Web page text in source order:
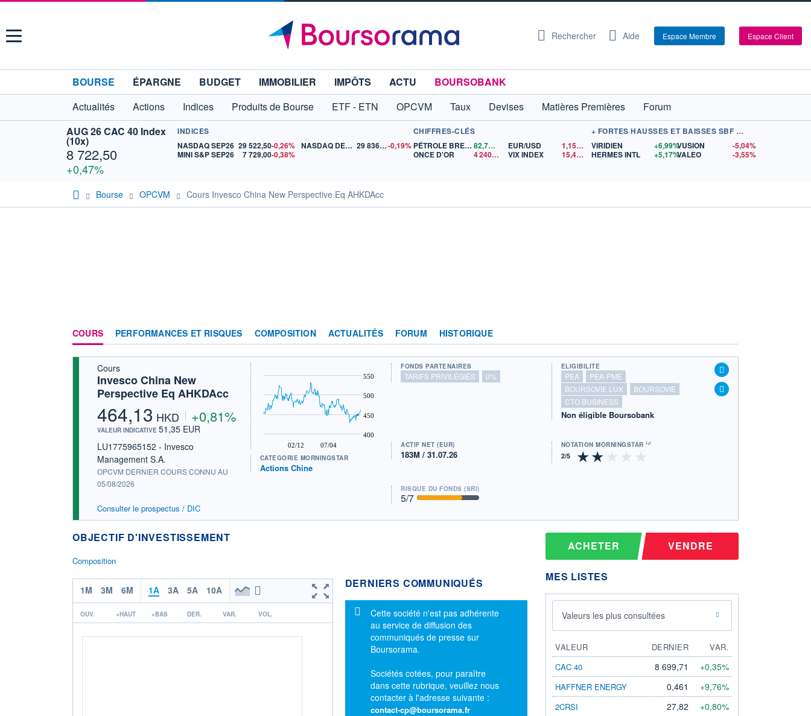
Menu Rechercher Aide Espace Membre Espace Client
BOURSE ÉPARGNE BUDGET IMMOBILIER IMPÔTS ACTU
BOURSOBANK
Actualités
Actions Indices Produits de Bourse ETF - ETN OPCVM Taux Devises Matières Premières
Forum
AUG 26 CAC 40 Index
(10x)
8 722,50
+0,47%
INDICES
NASDAQ SEP26 29 522,50-0,26%
MINI S&P SEP26
7 729,00-0,38%
NASDAQ DEC26 29 836,75-0,19%
CHIFFRES-CLÉS
PÉTROLE BRENT
82,72$US
ONCE D'OR
4 240,34 $US
EUR/USD 1,1520
$US
VIX INDEX
15,41$US
+ FORTES HAUSSES ET BAISSES SBF 120
VIRIDIEN
+6,99%
HERMES INTL
+5,17%
VUSION
-5,04%
VALEO
-3,55%
Bourse OPCVM Cours Invesco China New Perspective Eq AHKDAcc
COURS PERFORMANCES ET RISQUES COMPOSITION ACTUALITÉS FORUM HISTORIQUE
Cours
Invesco China New
Perspective Eq AHKDAcc
464,13 HKD +0,81%
VALEUR INDICATIVE 51,35 EUR
LU1775965152 - Invesco
Management S.A.
OPCVM DERNIER COURS CONNU AU
05/08/2026
Consulter le prospectus / DIC
02/12 07/04
400
450
500
550
CATÉGORIE MORNINGSTAR
Actions Chine
FONDS PARTENAIRES
TARIFS PRIVILÉGIÉS 0%
ÉLIGIBILITÉ
PEA
PEA-PME
BOURSOVIE LUX
BOURSOVIE
CTO BUSINESS
Non éligible Boursobank
ACTIF NET (EUR)
183M / 31.07.26
NOTATION MORNINGSTAR ⁽¹⁾
RISQUE DU FONDS (SRI)
5/7
OBJECTIF D'INVESTISSEMENT
Composition
1M 3M 6M 1A 3A 5A 10A
OUV. +HAUT +BAS DER. VAR. VOL.
DERNIERS COMMUNIQUÉS
Message d'information
Cette société n'est pas adhérente
au service de diffusion des
communiqués de presse sur
Boursorama.
Sociétés cotées, pour paraître
dans cette rubrique, veuillez nous
contacter à l'adresse suivante :
contact-cp@boursorama.fr
ACHETER VENDRE
MES LISTES
Valeurs les plus consultées
VALEUR DERNIER
VAR.
CAC 40
8 699,71 +0,35%
HAFFNER ENERGY 0,461 +9,76%
2CRSI 27,82 +0,80%